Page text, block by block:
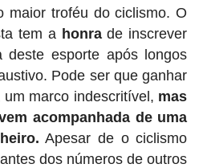
maior troféu do ciclismo. O
tem a honrade inscrever
deste esporte após longos
Pode ser que ganhar
marco indescritível, mas
acompanhada de uma
Apesar de o ciclismo
dos números de outros